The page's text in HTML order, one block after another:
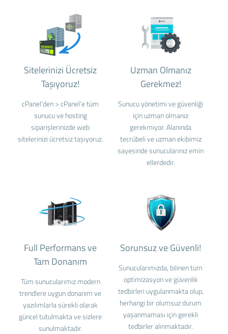
Sitelerinizi Ücretsiz
Taşıyoruz!
cPanel'den > cPanel'e tüm
sunucu ve hosting
siparişlerinizde web
sitelerinizi ücretsiz taşıyoruz.
Uzman Olmanız
Gerekmez!
Sunucu yönetimi ve güvenliği
için uzman olmanız
gerekmiyor. Alanında
tecrübeli ve uzman ekibimiz
sayesinde sunucularınız emin
ellerdedir.
Full Performans ve
Tam Donanım
Tüm sunucularımız modern
trendlere uygun donanım ve
yazılımlarla sürekli olarak
güncel tutulmakta ve sizlere
sunulmaktadır.
Sorunsuz ve Güvenli!
Sunucularımızda, bilinen tüm
optimizasyon ve güvenlik
tedbirleri uygulanmakta olup,
herhangi bir olumsuz durum
yaşanmaması için gerekli
tedbirler alınmaktadır.